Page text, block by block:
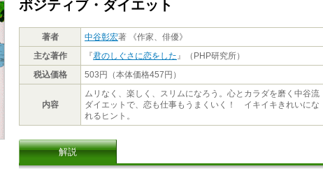
ポジティブ・ダイエット
著者 中谷彰宏著 《作家、俳優》
主な著作
『君のしぐさに恋をした 』（PHP研究所）
税込価格
503円（本体価格457円）
内容
ムリなく、楽しく、スリムになろう。心とカラダを磨く中谷流
ダイエットで、恋も仕事もうまくいく！ イキイキきれいにな
れるヒント。
解説